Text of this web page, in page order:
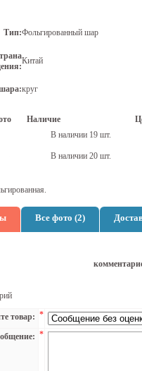
Тип:Фольгированный шар
Китай
круг
Наличие
В наличии 19 шт.
В наличии 20 шт.
Все фото (2)
товар: *
*